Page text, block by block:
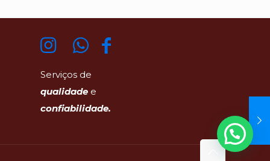
Serviços de
qualidade e
confiabilidade.